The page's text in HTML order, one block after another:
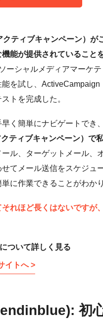
ティブキャンペーン）が
能が提供されていること
ーシャルメディアマーケ
を試し、
トを完成した。
く簡単にナビゲートでき
ティブキャンペーン）で
ル、ターゲットメール、
てメール送信をスケジュ
に作業できることがわか
れほど長くはないです
ついて詳しく見る
イトへ >
初